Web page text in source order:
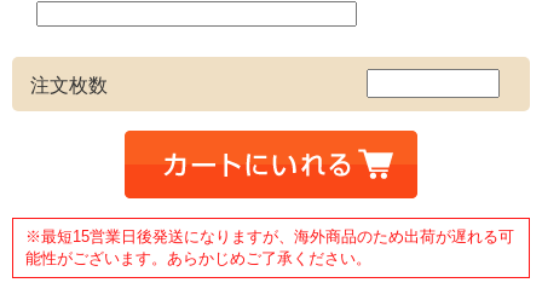
注文枚数
※最短15営業日後発送になりますが、海外商品のため出荷が遅れる可
能性がございます。あらかじめご了承ください。